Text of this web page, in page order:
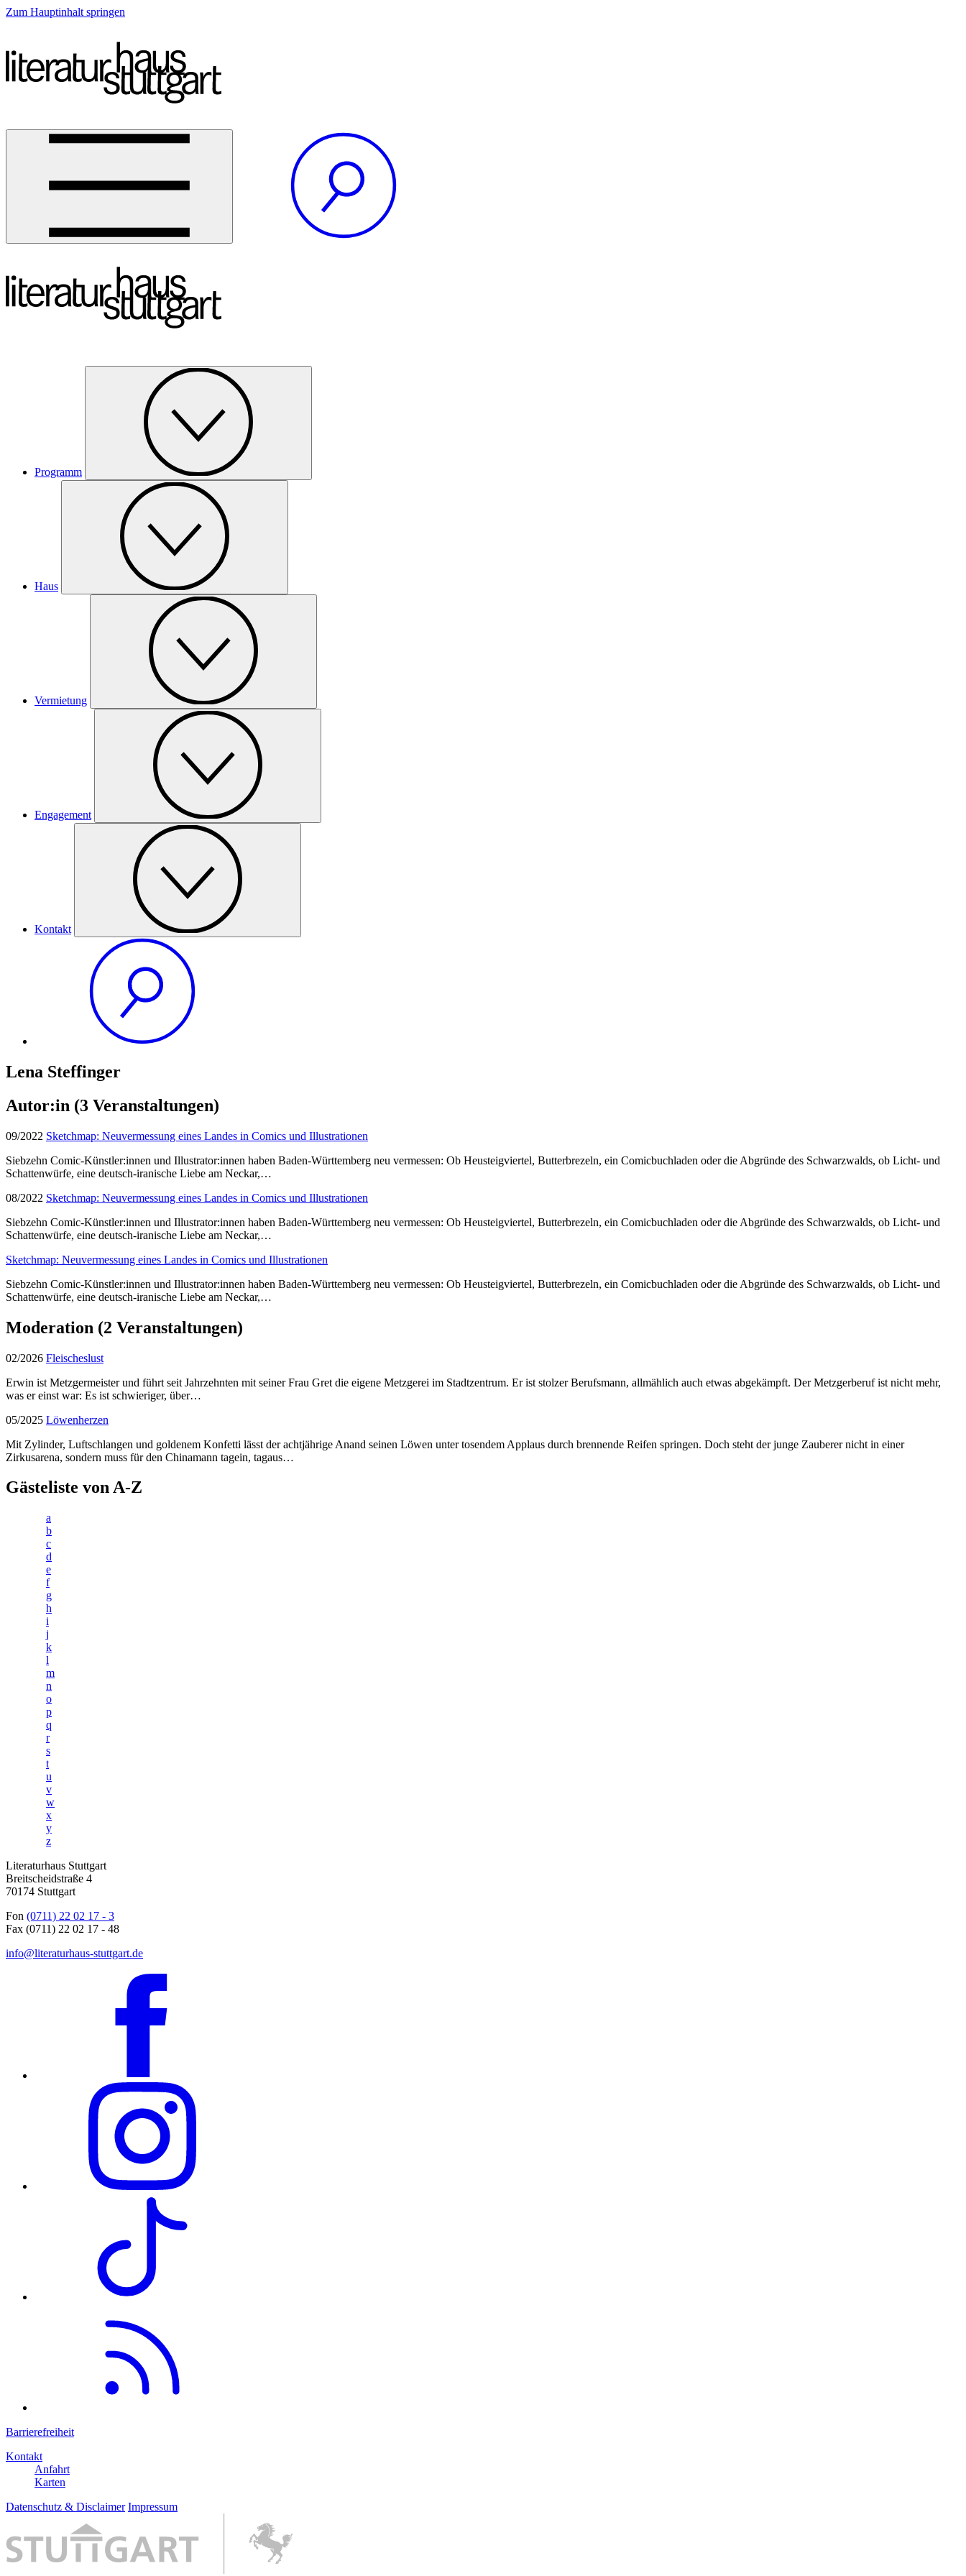
Zum Hauptinhalt springen
Programm
Haus
Vermietung
Engagement
Kontakt
Lena Steffinger
Autor:in (3 Veranstaltungen)
09/2022 Sketchmap: Neuvermessung eines Landes in Comics und Illustrationen
Siebzehn Comic-Künstler:innen und Illustrator:innen haben Baden-Württemberg neu vermessen: Ob Heusteigviertel, Butterbrezeln, ein Comicbuchladen oder die Abgründe des Schwarzwalds, ob Licht- und
Schattenwürfe, eine deutsch-iranische Liebe am Neckar,…
08/2022 Sketchmap: Neuvermessung eines Landes in Comics und Illustrationen
Siebzehn Comic-Künstler:innen und Illustrator:innen haben Baden-Württemberg neu vermessen: Ob Heusteigviertel, Butterbrezeln, ein Comicbuchladen oder die Abgründe des Schwarzwalds, ob Licht- und
Schattenwürfe, eine deutsch-iranische Liebe am Neckar,…
Sketchmap: Neuvermessung eines Landes in Comics und Illustrationen
Siebzehn Comic-Künstler:innen und Illustrator:innen haben Baden-Württemberg neu vermessen: Ob Heusteigviertel, Butterbrezeln, ein Comicbuchladen oder die Abgründe des Schwarzwalds, ob Licht- und
Schattenwürfe, eine deutsch-iranische Liebe am Neckar,…
Moderation (2 Veranstaltungen)
02/2026 Fleischeslust
Erwin ist Metzgermeister und führt seit Jahrzehnten mit seiner Frau Gret die eigene Metzgerei im Stadtzentrum. Er ist stolzer Berufsmann, allmählich auch etwas abgekämpft. Der Metzgerberuf ist nicht mehr,
was er einst war: Es ist schwieriger, über…
05/2025 Löwenherzen
Mit Zylinder, Luftschlangen und goldenem Konfetti lässt der achtjährige Anand seinen Löwen unter tosendem Applaus durch brennende Reifen springen. Doch steht der junge Zauberer nicht in einer
Zirkusarena, sondern muss für den Chinamann tagein, tagaus…
Gästeliste von A-Z
a
b
c
d
e
f
g
h
i
j
k
l
m
n
o
p
q
r
s
t
u
v
w
x
y
z
Literaturhaus Stuttgart
Breitscheidstraße 4
70174 Stuttgart
Fon (0711) 22 02 17 - 3
Fax (0711) 22 02 17 - 48
info@literaturhaus-stuttgart.de
Barrierefreiheit
Kontakt
Anfahrt
Karten
Datenschutz & Disclaimer Impressum